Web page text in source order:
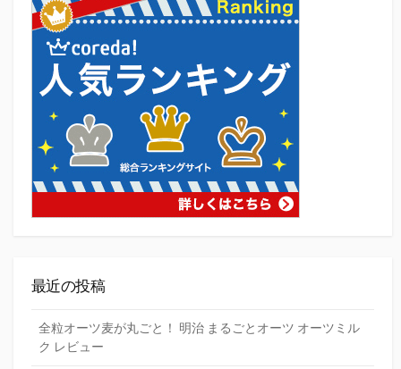
最近の投稿
全粒オーツ麦が丸ごと！ 明治 まるごとオーツ オーツミル
ク レビュー